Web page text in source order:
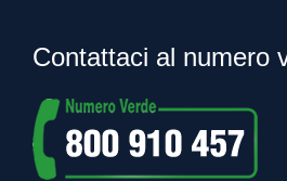
Contattaci al numero